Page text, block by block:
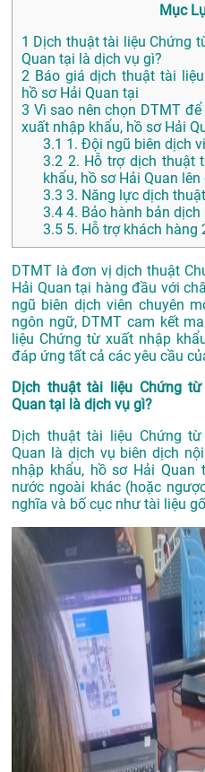
Mục
1 Dịch thuật tài liệu Chứng
Quan tại là dịch vụ gì?
2 Báo giá dịch thuật tài
hồ sơ Hải Quan tại
3 Vì sao nên chọn DTMT
xuất nhập khẩu, hồ sơ Hải
3.1 1. Đội ngũ biên dịch
3.2 2. Hỗ trợ dịch thuật
khẩu, hồ sơ Hải Quan
3.3 3. Năng lực dịch
3.4 4. Bảo hành bản dịch
3.5 5. Hỗ trợ khách hàng
DTMT là đơn vị dịch thuật
Hải Quan tại hàng đầu với
ngũ biên dịch viên chuyên
ngôn ngữ, DTMT cam kết
liệu Chứng từ xuất nhập
đáp ứng tất cả các yêu cầu
Dịch thuật tài liệu Chứng
Quan tại là dịch vụ gì?
Dịch thuật tài liệu Chứng
Quan là dịch vụ biên dịch
nhập khẩu, hồ sơ Hải
nước ngoài khác (hoặc
nghĩa và bố cục như tài liệu